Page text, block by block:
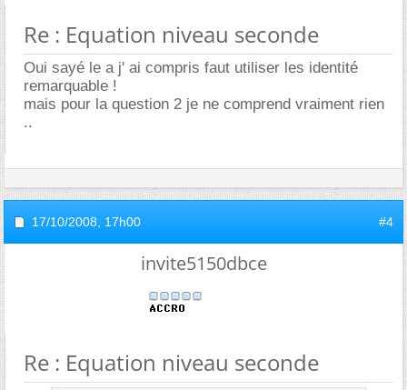
Re : Equation niveau seconde
Oui sayé le a j' ai compris faut utiliser les identité
remarquable !
mais pour la question 2 je ne comprend vraiment rien
..
17/10/2008, 17h00 #4
invite5150dbce
Re : Equation niveau seconde